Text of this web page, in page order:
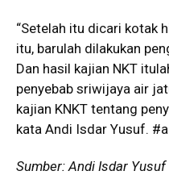
“Setelah itu dicari kotak
itu, barulah dilakukan
Dan hasil kajian NKT
penyebab sriwijaya air
kajian KNKT tentang
kata Andi Isdar Yusuf.
Sumber: Andi Isdar